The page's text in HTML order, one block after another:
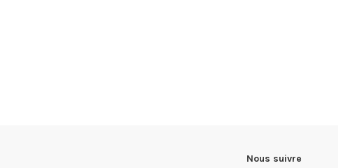
Nous suivre